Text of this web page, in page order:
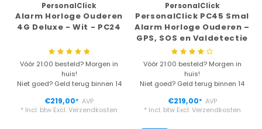
PersonalClick
Alarm Horloge Ouderen
4G Deluxe - Wit - PC24
Vóór 21:00 besteld? Morgen in
huis!
Niet goed? Geld terug binnen 14
€219,00* AVP
* Incl. btw Excl.Verzendkosten
PersonalClick
PersonalClick PC45 Smal
Alarm Horloge Ouderen –
GPS, SOS en Valdetectie
– Klittenband
Vóór 21:00 besteld? Morgen in
huis!
Niet goed? Geld terug binnen 14
€219,00* AVP
* Incl. btw Excl.Verzendkosten